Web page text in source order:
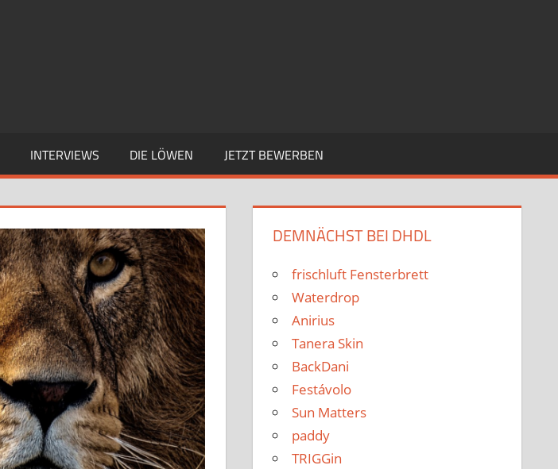
INTERVIEWS DIE LÖWEN JETZT BEWERBEN
DEMNÄCHST BEI DHDL
frischluft Fensterbrett
Waterdrop
Anirius
Tanera Skin
BackDani
Festávolo
Sun Matters
paddy
TRIGGin